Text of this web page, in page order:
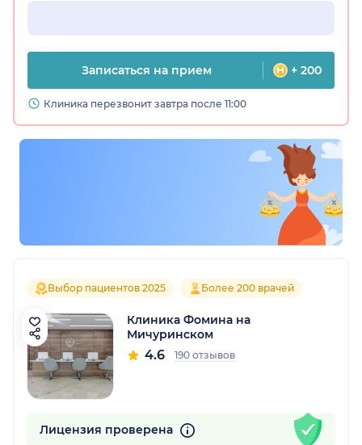
Записаться на прием + 200
Клиника перезвонит завтра после 11:00
Выбор пациентов 2025 Более 200 врачей
Клиника Фомина на
Мичуринском
4.6 190 отзывов
Лицензия проверена